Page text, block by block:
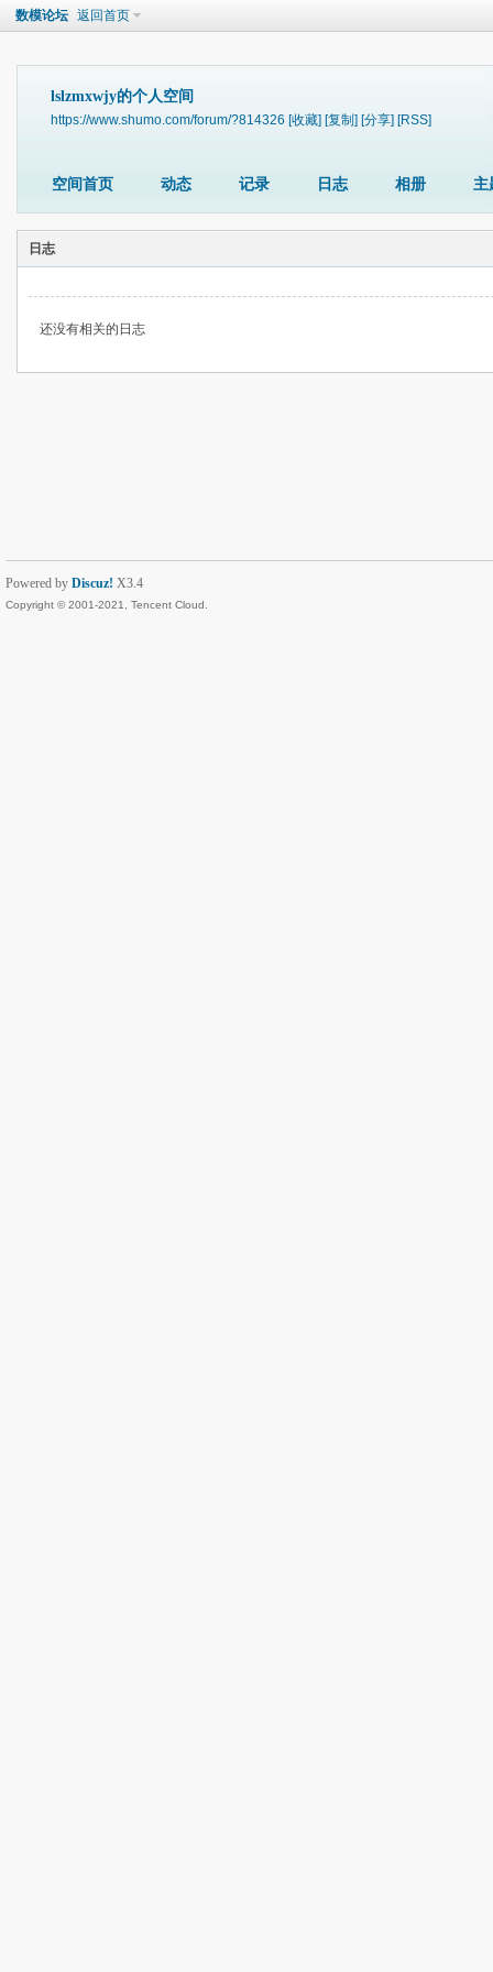
数模论坛 返回首页
lslzmxwjy的个人空间
https://www.shumo.com/forum/?814326 [收藏] [复制] [分享] [RSS]
空间首页 动态 记录 日志 相册 主
日志
还没有相关的日志
Powered by Discuz! X3.4
Copyright © 2001-2021, Tencent Cloud.